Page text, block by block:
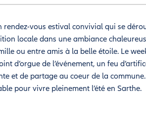
vous estival convivial qui se
locale dans une ambiance
ou entre amis à la belle étoile. Le
d’orgue de l’événement, un feu
et de partage au coeur de la
pour vivre pleinement l’été en Sarthe.